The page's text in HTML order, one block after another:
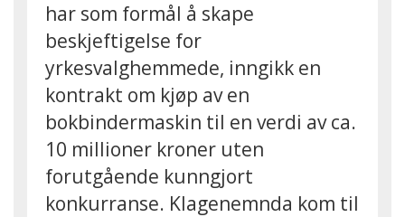
har som formål å skape
beskjeftigelse for
yrkesvalghemmede, inngikk en
kontrakt om kjøp av en
bokbindermaskin til en verdi av ca.
10 millioner kroner uten
forutgående kunngjort
konkurranse. Klagenemnda kom til